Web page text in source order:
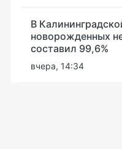
В
новорожденных
составил 99,6%
вчера, 14:34